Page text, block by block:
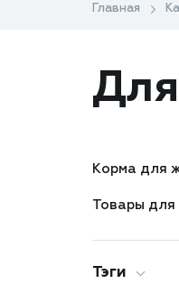
Главная
Корма для
Товары для
Тэги